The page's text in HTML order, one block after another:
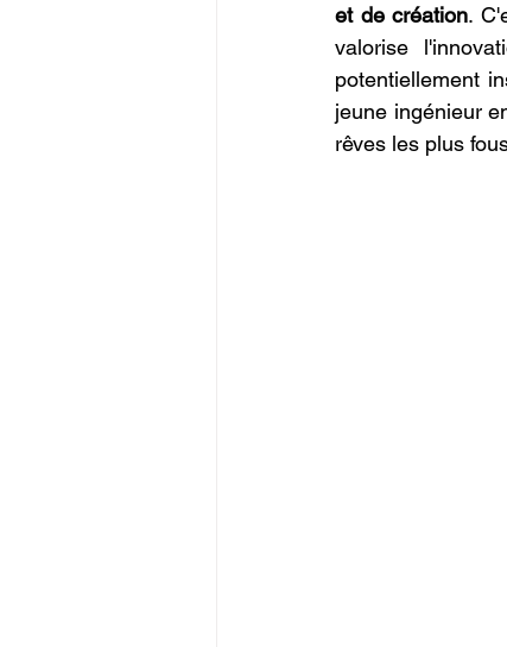
et de création.
valorise
potentiellement
jeune ingénieur
rêves les plus